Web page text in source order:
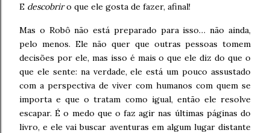
E descobriro que ele gosta de fazer, afinal!
Mas o Robô não está preparado para isso… não ainda,
pelo menos. Ele não quer que outras pessoas tomem
decisões por ele, mas isso é mais o que ele diz do que o
que ele sente: na verdade, ele está um pouco assustado
com a perspectiva de viver com humanos com quem se
importa e que o tratam como igual, então ele resolve
escapar. É o medo que o faz agir nas últimas páginas do
livro, e ele vai buscar aventuras em algum lugar distante